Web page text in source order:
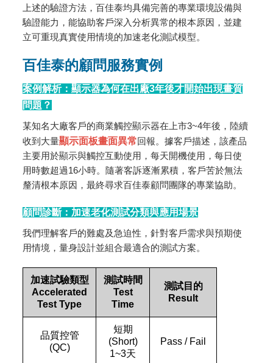
上述的驗證方法，百佳泰均具備完善的專業環境設備與
驗證能力，能協助客戶深入分析異常的根本原因，並建
立可重現真實使用情境的加速老化測試模型。
百佳泰的顧問服務實例
案例解析：顯示器為何在出廠3年後才開始出現畫質
問題？
某知名大廠客戶的商業觸控顯示器在上市3~4年後，陸續
收到大量顯示面板畫面異常回報。據客戶描述，該產品
主要用於顯示與觸控互動使用，每天開機使用，每日使
用時數超過16小時。隨著客訴逐漸累積，客戶苦於無法
釐清根本原因，最終尋求百佳泰顧問團隊的專業協助。
顧問診斷：加速老化測試分類與應用場景
我們理解客戶的難處及急迫性，針對客戶需求與預期使
用情境，量身設計並組合最適合的測試方案。
加速試驗類型
Accelerated
Test Type
測試時間
Test
Time
測試目的
Result
品質控管
(QC)
短期
(Short)
1~3天
Pass / Fail